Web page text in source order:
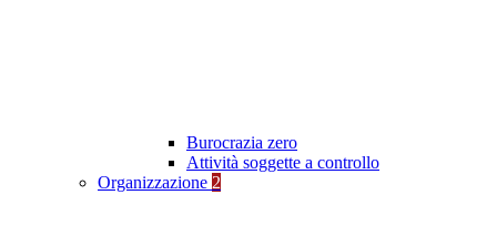
Burocrazia zero
Attività soggette a controllo
Organizzazione 2